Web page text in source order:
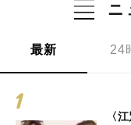
ニ
最新 24
〈